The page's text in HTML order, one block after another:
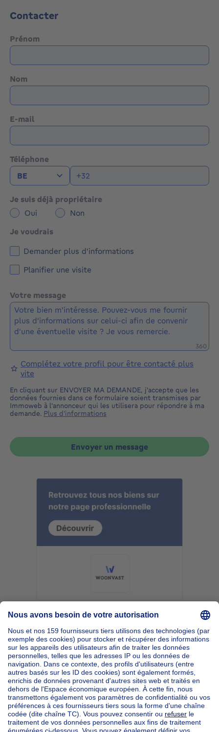
Contacter
Prénom
Nom
E-mail
Téléphone
Je suis déjà propriétaire
Oui
Non
Je voudrais
Demander plus d'informations
Planifier une visite
Votre message
360
Complétez votre profil pour être contacté plus
vite
En cliquant sur ENVOYER MA DEMANDE, j'accepte que les
données fournies dans ce formulaire soient transmises par
Immoweb à l'annonceur qui les utilisera pour répondre à ma
demande. Plus d'informations
Envoyer un message
Accueil Belgique
Bruxelles (province)
Bruxelles (arrondissement)
Acheter votre immeuble mixte à Etterbeek
Nos maisons hors de la Belgique
Maison à vendre France
Maison à vendre Espagne